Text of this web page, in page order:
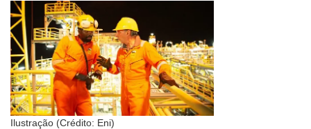
Ilustração (Crédito: Eni)